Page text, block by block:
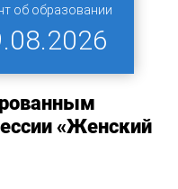
об образовании
«Женский